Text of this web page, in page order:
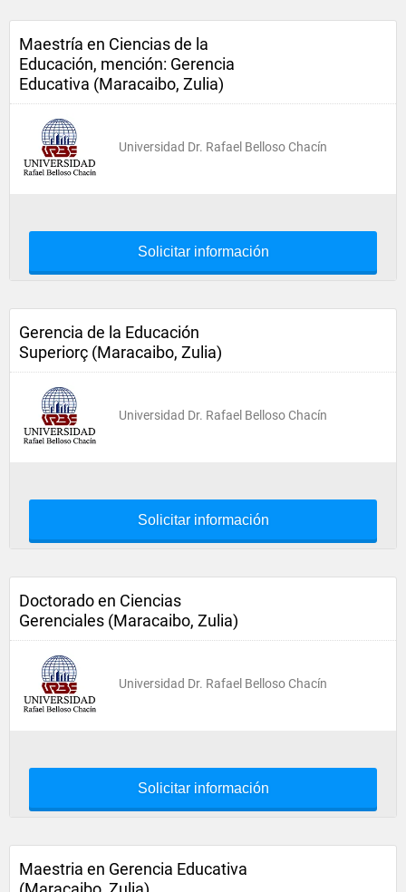
Maestría en Ciencias de la
Educación, mención: Gerencia
Educativa (Maracaibo, Zulia)
Universidad Dr. Rafael Belloso Chacín
Solicitar información
Gerencia de la Educación
Superiorç (Maracaibo, Zulia)
Universidad Dr. Rafael Belloso Chacín
Solicitar información
Doctorado en Ciencias
Gerenciales (Maracaibo, Zulia)
Universidad Dr. Rafael Belloso Chacín
Solicitar información
Maestria en Gerencia Educativa